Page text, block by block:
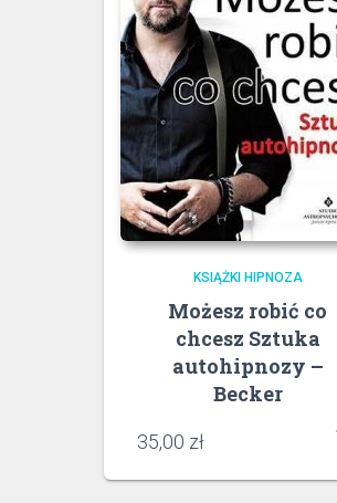
KSIĄŻKI HIPNOZA
Możesz robić co
chcesz Sztuka
autohipnozy –
Becker
35,00 zł